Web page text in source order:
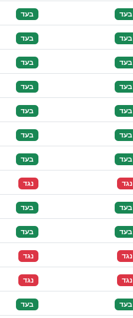
בעד בעד
בעד בעד
בעד בעד
בעד בעד
בעד בעד
בעד בעד
בעד בעד
נגד נגד
בעד בעד
בעד בעד
נגד נגד
נגד נגד
בעד בעד